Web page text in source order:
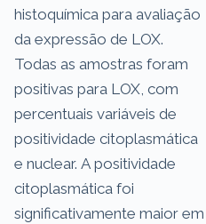
histoquímica para avaliação
da expressão de LOX.
Todas as amostras foram
positivas para LOX, com
percentuais variáveis ​​de
positividade citoplasmática
e nuclear. A positividade
citoplasmática foi
significativamente maior em